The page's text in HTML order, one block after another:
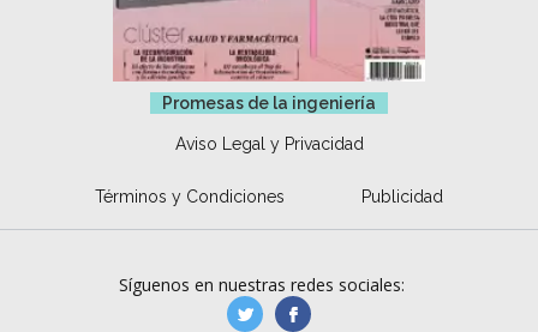
Promesas de la ingeniería
Aviso Legal y Privacidad
Términos y Condiciones Publicidad
Síguenos en nuestras redes sociales:
manufacturaGE